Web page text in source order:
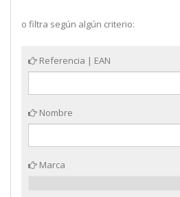
o filtra según algún criterio:
Referencia | EAN
Nombre
Marca